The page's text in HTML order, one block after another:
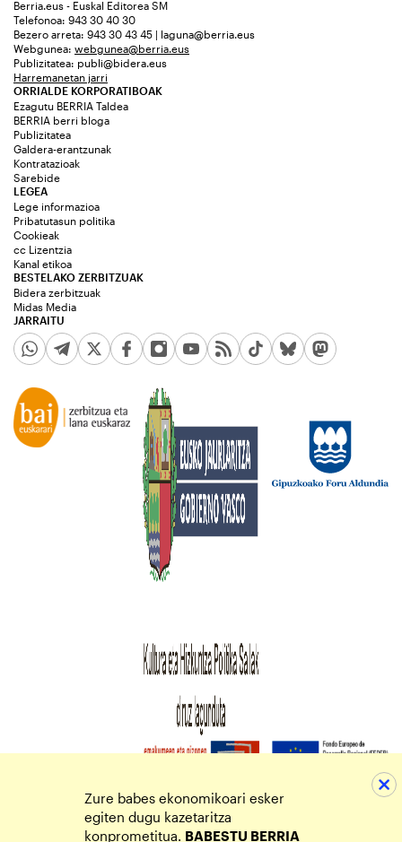
Berria.eus - Euskal Editorea SM
Telefonoa: 943 30 40 30
Bezero arreta: 943 30 43 45 | laguna@berria.eus
Webgunea: webgunea@berria.eus
Publizitatea: publi@bidera.eus
Harremanetan jarri
ORRIALDE KORPORATIBOAK
Ezagutu BERRIA Taldea
BERRIA berri bloga
Publizitatea
Galdera-erantzunak
Kontratazioak
Sarebide
JARRAITU
LEGEA
Lege informazioa
Pribatutasun politika
Cookieak
cc Lizentzia
Kanal etikoa
BESTELAKO ZERBITZUAK
Bidera zerbitzuak
Midas Media
Zure babes ekonomikoari esker
egiten dugu kazetaritza
konprometitua. BABESTU BERRIA